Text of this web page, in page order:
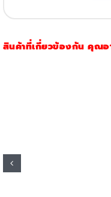
สินค้าที่เกี่ยวข้องกัน คุณอ